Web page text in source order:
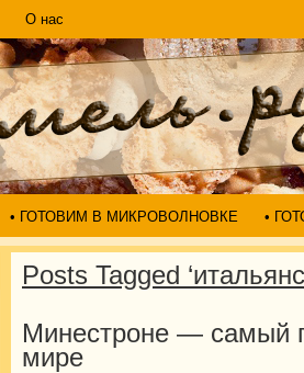
О нас
• ГОТОВИМ В МИКРОВОЛНОВКЕ •
Posts Tagged
Минестроне — самый
мире